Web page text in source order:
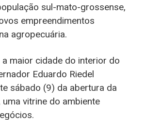
sul-mato-grossense,
empreendimentos
agropecuária.
a maior cidade do interior do
Eduardo Riedel
sábado (9) da abertura da
uma vitrine do ambiente